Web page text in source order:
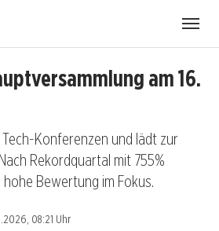
am 16.
Konferenzen und lädt zur
Rekordquartal mit 755%
Bewertung im Fokus.
08:21 Uhr